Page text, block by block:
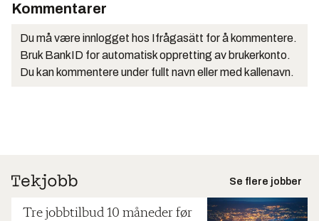
Kommentarer
Du må være innlogget hos Ifrågasätt for å kommentere.
Bruk BankID for automatisk oppretting av brukerkonto.
Du kan kommentere under fullt navn eller med kallenavn.
Se flere jobber
Tre jobbtilbud 10 måneder før